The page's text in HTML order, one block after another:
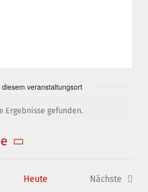
veranstaltungsort
Ergebnisse gefunden.
Heute
Nächste